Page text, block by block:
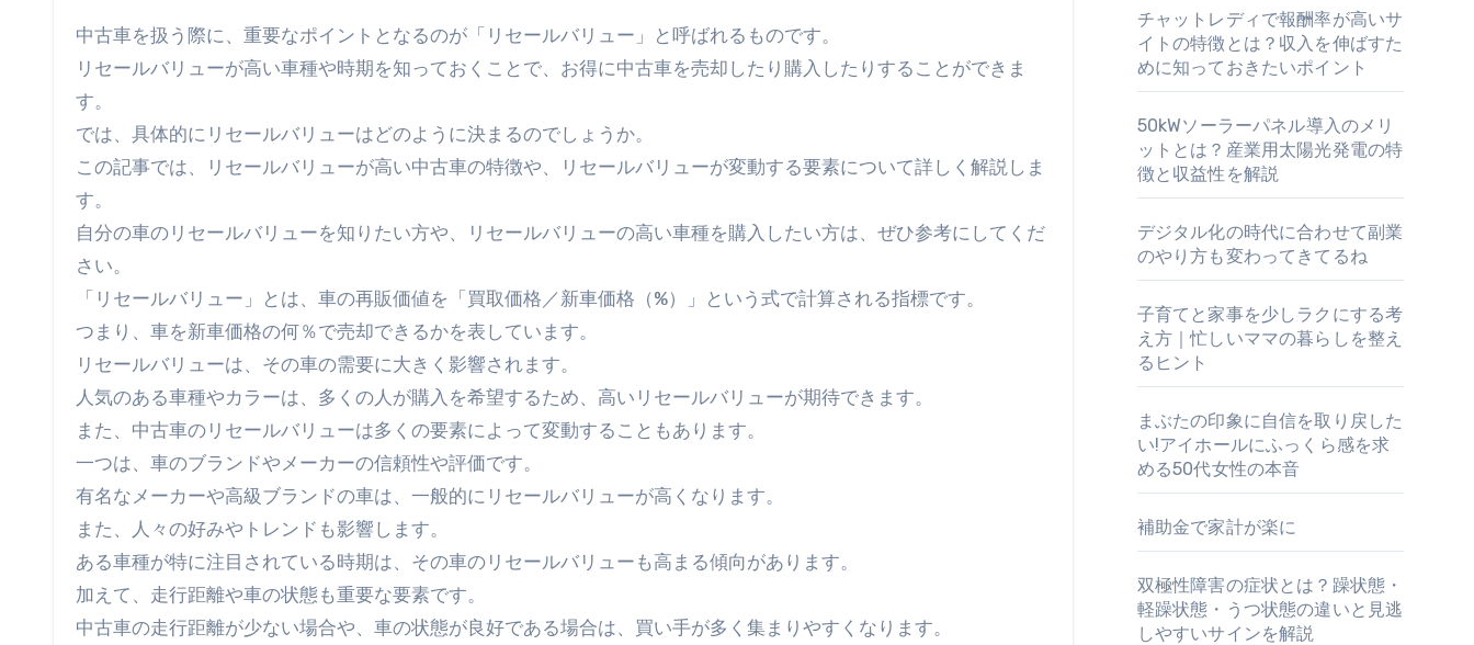
中古車を扱う際に、重要なポイントとなるのが「リセールバリュー」と呼ばれるものです。
リセールバリューが高い車種や時期を知っておくことで、お得に中古車を売却したり購入したりすることができま
す。
では、具体的にリセールバリューはどのように決まるのでしょうか。
この記事では、リセールバリューが高い中古車の特徴や、リセールバリューが変動する要素について詳しく解説しま
す。
自分の車のリセールバリューを知りたい方や、リセールバリューの高い車種を購入したい方は、ぜひ参考にしてくだ
さい。
「リセールバリュー」とは、車の再販価値を「買取価格／新車価格（%）」という式で計算される指標です。
つまり、車を新車価格の何％で売却できるかを表しています。
リセールバリューは、その車の需要に大きく影響されます。
人気のある車種やカラーは、多くの人が購入を希望するため、高いリセールバリューが期待できます。
また、中古車のリセールバリューは多くの要素によって変動することもあります。
一つは、車のブランドやメーカーの信頼性や評価です。
有名なメーカーや高級ブランドの車は、一般的にリセールバリューが高くなります。
また、人々の好みやトレンドも影響します。
ある車種が特に注目されている時期は、その車のリセールバリューも高まる傾向があります。
加えて、走行距離や車の状態も重要な要素です。
中古車の走行距離が少ない場合や、車の状態が良好である場合は、買い手が多く集まりやすくなります。
チャットレディで報酬率が高いサ
イトの特徴とは？収入を伸ばすた
めに知っておきたいポイント
50kWソーラーパネル導入のメリ
ットとは？産業用太陽光発電の特
徴と収益性を解説
デジタル化の時代に合わせて副業
のやり方も変わってきてるね
子育てと家事を少しラクにする考
え方｜忙しいママの暮らしを整え
るヒント
まぶたの印象に自信を取り戻した
い!アイホールにふっくら感を求
める50代女性の本音
補助金で家計が楽に
双極性障害の症状とは？躁状態・
軽躁状態・うつ状態の違いと見逃
しやすいサインを解説